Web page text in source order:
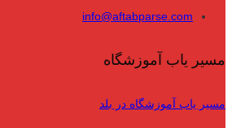
info@aftabparse.com
مسیر یاب آموزشگاه
مسیر یاب آموزشگاه در بلد